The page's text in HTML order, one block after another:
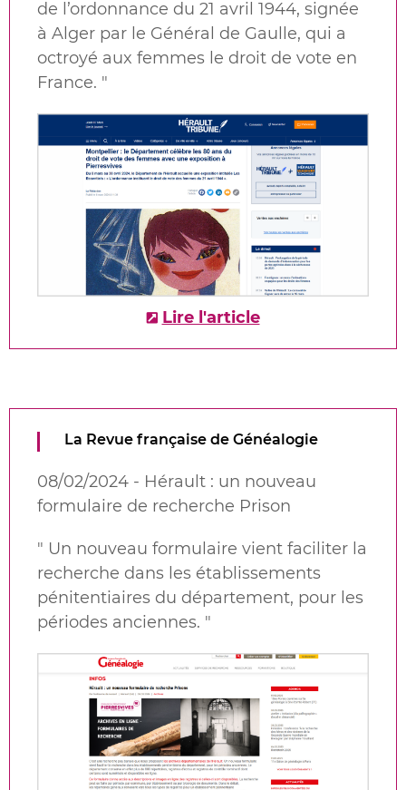
de l’ordonnance du 21 avril 1944, signée
à Alger par le Général de Gaulle, qui a
octroyé aux femmes le droit de vote en
France. "
Lire l'article
La Revue française de Généalogie
08/02/2024 - Hérault : un nouveau
formulaire de recherche Prison
" Un nouveau formulaire vient faciliter la
recherche dans les établissements
pénitentiaires du département, pour les
périodes anciennes. "